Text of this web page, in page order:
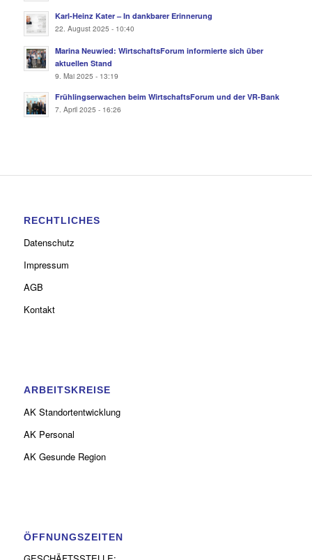
Karl-Heinz Kater – In dankbarer Erinnerung
22. August 2025 - 10:40
Marina Neuwied: WirtschaftsForum informierte sich über
aktuellen Stand
9. Mai 2025 - 13:19
Frühlingserwachen beim WirtschaftsForum und der VR-Bank
7. April 2025 - 16:26
RECHTLICHES
Datenschutz
Impressum
AGB
Kontakt
ARBEITSKREISE
AK Standortentwicklung
AK Personal
AK Gesunde Region
ÖFFNUNGSZEITEN